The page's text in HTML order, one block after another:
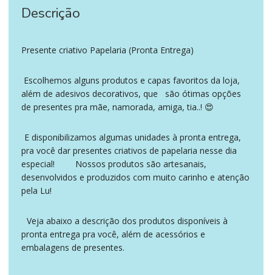
original
era:
atual
é:
Descrição
Presente criativo Papelaria (Pronta Entrega)
Escolhemos alguns produtos e capas favoritos da loja,
além de adesivos decorativos, que
são ótimas opções
de presentes pra mãe, namorada, amiga, tia..! 😍
E disponibilizamos algumas unidades à pronta entrega,
pra você dar presentes criativos de papelaria nesse dia
especial!
Nossos produtos são artesanais,
desenvolvidos e produzidos com muito carinho e atenção
pela Lu!
Veja abaixo a descrição dos produtos disponíveis à
pronta entrega pra você, além de acessórios e
embalagens de presentes.